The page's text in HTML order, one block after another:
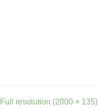
Full resolution (2000 × 135)